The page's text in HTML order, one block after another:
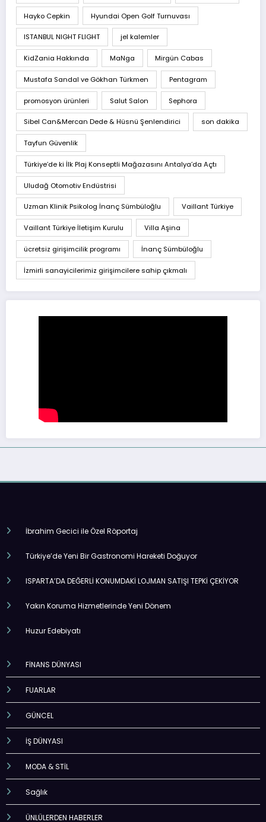
Hayko Cepkin Hyundai Open Golf Turnuvası
ISTANBUL NIGHT FLIGHT jel kalemler
KidZania Hakkında MaNga Mirgün Cabas
Mustafa Sandal ve Gökhan Türkmen Pentagram
promosyon ürünleri Salut Salon Sephora
Sibel Can&Mercan Dede & Hüsnü Şenlendirici son dakika
Tayfun Güvenlik
Türkiye’de ki İlk Plaj Konseptli Mağazasını Antalya’da Açtı
Uludağ Otomotiv Endüstrisi
Uzman Klinik Psikolog İnanç Sümbüloğlu Vaillant Türkiye
Vaillant Türkiye İletişim Kurulu Villa Aşina
ücretsiz girişimcilik programı İnanç Sümbüloğlu
İzmirli sanayicilerimiz girişimcilere sahip çıkmalı
İbrahim Gecici ile Özel Röportaj
Türkiye’de Yeni Bir Gastronomi Hareketi Doğuyor
ISPARTA’DA DEĞERLİ KONUMDAKİ LOJMAN SATIŞI TEPKİ ÇEKİYOR
Yakın Koruma Hizmetlerinde Yeni Dönem
Huzur Edebiyatı
FİNANS DÜNYASI
FUARLAR
GÜNCEL
İŞ DÜNYASI
MODA & STİL
Sağlık
ÜNLÜLERDEN HABERLER